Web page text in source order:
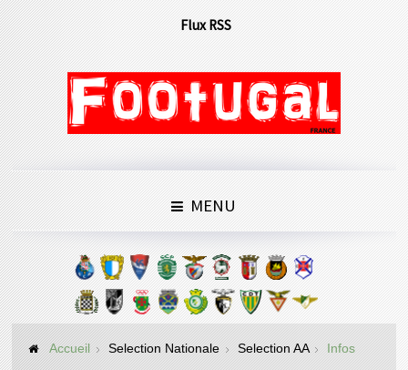
Flux RSS
MENU
Accueil Selection Nationale Selection AA Infos